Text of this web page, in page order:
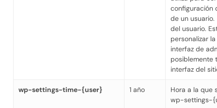
configuración
de un usuario.
del usuario.
personalizar
interfaz de
posiblemente
interfaz del
wp-settings-time-{user} 1 año
Hora a la que
wp-settings-